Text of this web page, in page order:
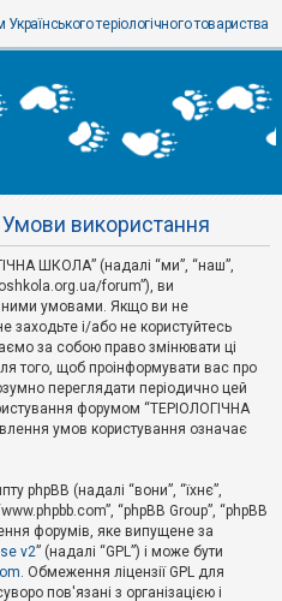
теріологічного товариства
використання
ШКОЛА” (надалі “ми”, “наш”,
forum”), ви
умовами. Якщо ви не
заходьте і/або не користуйтесь
за собою право змінювати ці
того, щоб проінформувати вас про
переглядати періодично цей
форумом “ТЕРІОЛОГІЧНА
умов користування означає
phpBB (надалі “вони”, “їхнє”,
“phpBB Group”, “phpBB
форумів, яке випущене за
v2” (надалі “GPL”) і може бути
. Обмеження ліцензії GPL для
пов'язані з організацією і